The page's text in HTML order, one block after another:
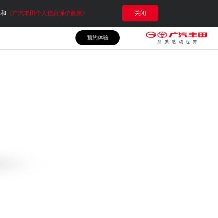
《广汽丰田个人信息保护政策》 关闭
预约体验